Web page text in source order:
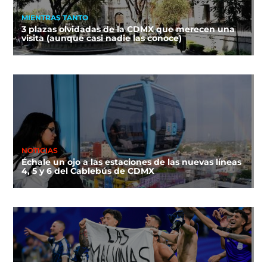
MIENTRAS TANTO
3 plazas olvidadas de la CDMX que merecen una
visita (aunque casi nadie las conoce)
NOTICIAS
Échale un ojo a las estaciones de las nuevas líneas
4, 5 y 6 del Cablebús de CDMX